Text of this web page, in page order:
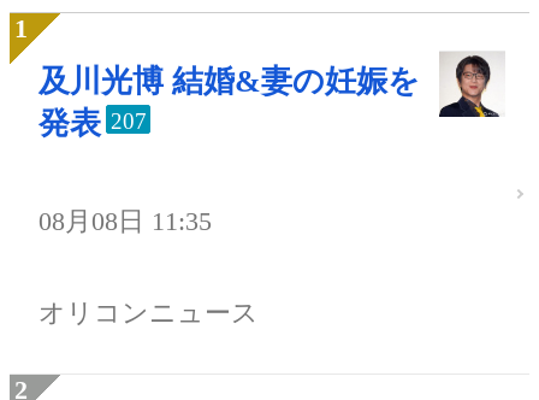
及川光博 結婚&妻の妊娠を
発表 207
08月08日 11:35
オリコンニュース